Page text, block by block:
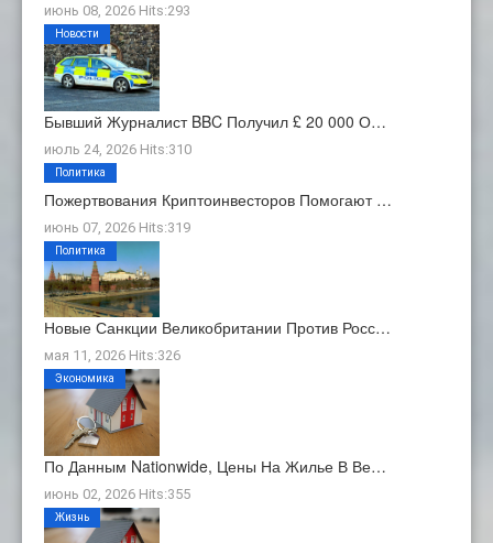
июнь 08, 2026 Hits:293
Бывший Журналист BBC Получил £ 20 000 О…
июль 24, 2026 Hits:310
Новости
Пожертвования Криптоинвесторов Помогают …
июнь 07, 2026 Hits:319
Политика
Новые Санкции Великобритании Против Росс…
мая 11, 2026 Hits:326
Политика
По Данным Nationwide, Цены На Жилье В Ве…
июнь 02, 2026 Hits:355
Экономика
Жизнь